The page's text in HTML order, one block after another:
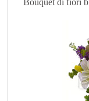
Bouquet di fiori